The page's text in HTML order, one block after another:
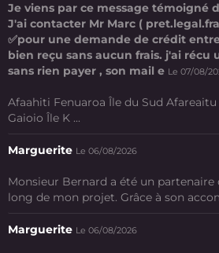
Je viens par ce message témoigné
J'ai contacter Mr Marc (
✅pour une demande de crédit
bien reçu sans aucun frais. j'ai
sans rien payer , son mail e Le 07/08/
Afaahiti Fenuaroa Île du Sud
Gaioio Île K ...
Marguerite Le 06/08/2026
Monsieur Bernard a été un
long de mon projet. Grâce à son
Marguerite Le 06/08/2026